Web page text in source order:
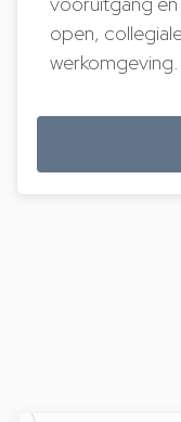
open,
werkomgeving.